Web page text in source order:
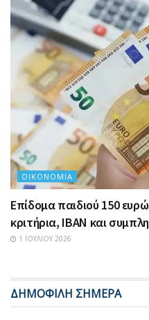
ΟΙΚΟΝΟΜΊΑ
Επίδομα παιδιού 150
κριτήρια, IBAN και
1 ΙΟΥΛΊΟΥ 2026
ΔΗΜΟΦΙΛΗ ΣΗΜΕΡΑ